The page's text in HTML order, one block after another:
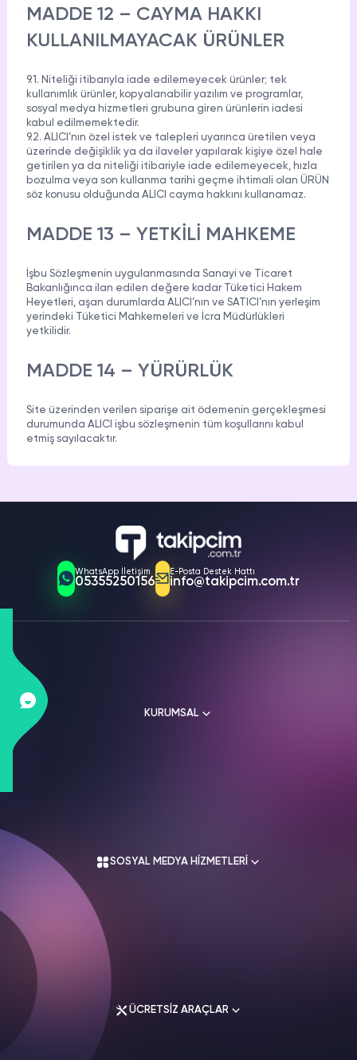
MADDE 12 – CAYMA HAKKI
KULLANILMAYACAK ÜRÜNLER
9.1. Niteliği itibarıyla iade edilemeyecek ürünler; tek
kullanımlık ürünler, kopyalanabilir yazılım ve programlar,
sosyal medya hizmetleri grubuna giren ürünlerin iadesi
kabul edilmemektedir.
9.2. ALICI’nın özel istek ve talepleri uyarınca üretilen veya
üzerinde değişiklik ya da ilaveler yapılarak kişiye özel hale
getirilen ya da niteliği itibariyle iade edilemeyecek, hızla
bozulma veya son kullanma tarihi geçme ihtimali olan ÜRÜN
söz konusu olduğunda ALICI cayma hakkını kullanamaz.
MADDE 13 – YETKİLİ MAHKEME
İşbu Sözleşmenin uygulanmasında Sanayi ve Ticaret
Bakanlığınca ilan edilen değere kadar Tüketici Hakem
Heyetleri, aşan durumlarda ALICI’nın ve SATICI’nın yerleşim
yerindeki Tüketici Mahkemeleri ve İcra Müdürlükleri
yetkilidir.
MADDE 14 – YÜRÜRLÜK
Site üzerinden verilen siparişe ait ödemenin gerçekleşmesi
durumunda ALICI işbu sözleşmenin tüm koşullarını kabul
etmiş sayılacaktır.
WhatsApp İletişim
05355250156
E-Posta Destek Hattı
info@takipcim.com.tr
KURUMSAL
SOSYAL MEDYA HİZMETLERİ
ÜCRETSİZ ARAÇLAR